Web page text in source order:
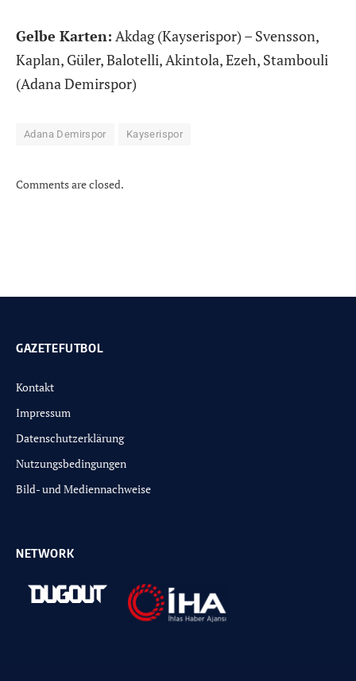
Gelbe Karten: Akdag (Kayserispor) – Svensson,
Kaplan, Güler, Balotelli, Akintola, Ezeh, Stambouli
(Adana Demirspor)
Adana Demirspor Kayserispor
Comments are closed.
GAZETEFUTBOL
Kontakt
Impressum
Datenschutzerklärung
Nutzungsbedingungen
Bild- und Mediennachweise
NETWORK